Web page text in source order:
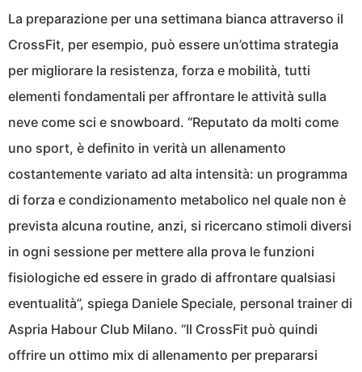
La preparazione per una settimana bianca attraverso il
CrossFit, per esempio, può essere un’ottima strategia
per migliorare la resistenza, forza e mobilità, tutti
elementi fondamentali per affrontare le attività sulla
neve come sci e snowboard. “Reputato da molti come
uno sport, è definito in verità un allenamento
costantemente variato ad alta intensità: un programma
di forza e condizionamento metabolico nel quale non è
prevista alcuna routine, anzi, si ricercano stimoli diversi
in ogni sessione per mettere alla prova le funzioni
fisiologiche ed essere in grado di affrontare qualsiasi
eventualità”, spiega Daniele Speciale, personal trainer di
Aspria Habour Club Milano. “Il CrossFit può quindi
offrire un ottimo mix di allenamento per prepararsi